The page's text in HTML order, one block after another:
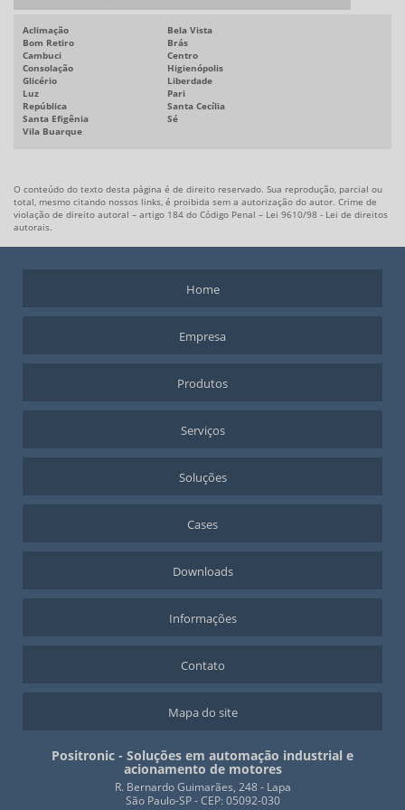
MOTOR DE CORRENTE ALTERNADA COM VARIADOR DE FREQUÊNCIA
MOTOR DE CORRENTE ALTERNADA TRIFÁSICO
MOTOR DE CORRENTE CONTÍNUA
MOTOR DE CORRENTE CONTÍNUA PREÇO
MOTORES ELÉTRICOS DE CORRENTE CONTÍNUA
SERVO DRIVE PRECISÃO
SERVO DRIVE PREÇO
Aclimação
Bela Vista
Bom Retiro
Brás
Cambuci
Centro
Consolação
Higienópolis
Glicério
Liberdade
Luz
Pari
República
Santa Cecília
Santa Efigênia
Sé
Vila Buarque
O conteúdo do texto desta página é de direito reservado. Sua reprodução, parcial ou
total, mesmo citando nossos links, é proibida sem a autorização do autor. Crime de
violação de direito autoral – artigo 184 do Código Penal – Lei 9610/98 - Lei de direitos
autorais.
Home
Empresa
Produtos
Serviços
Soluções
Cases
Downloads
Informações
Contato
Mapa do site
Positronic - Soluções em automação industrial e
acionamento de motores
R. Bernardo Guimarães, 248 - Lapa
São Paulo-SP - CEP: 05092-030